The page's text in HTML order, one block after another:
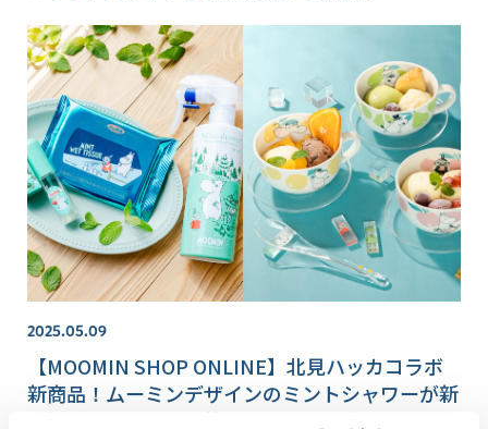
2025.05.09
【MOOMIN SHOP ONLINE】北見ハッカコラボ
新商品！ムーミンデザインのミントシャワーが新
登場。これからの季節にぴったりの涼やかなアイ